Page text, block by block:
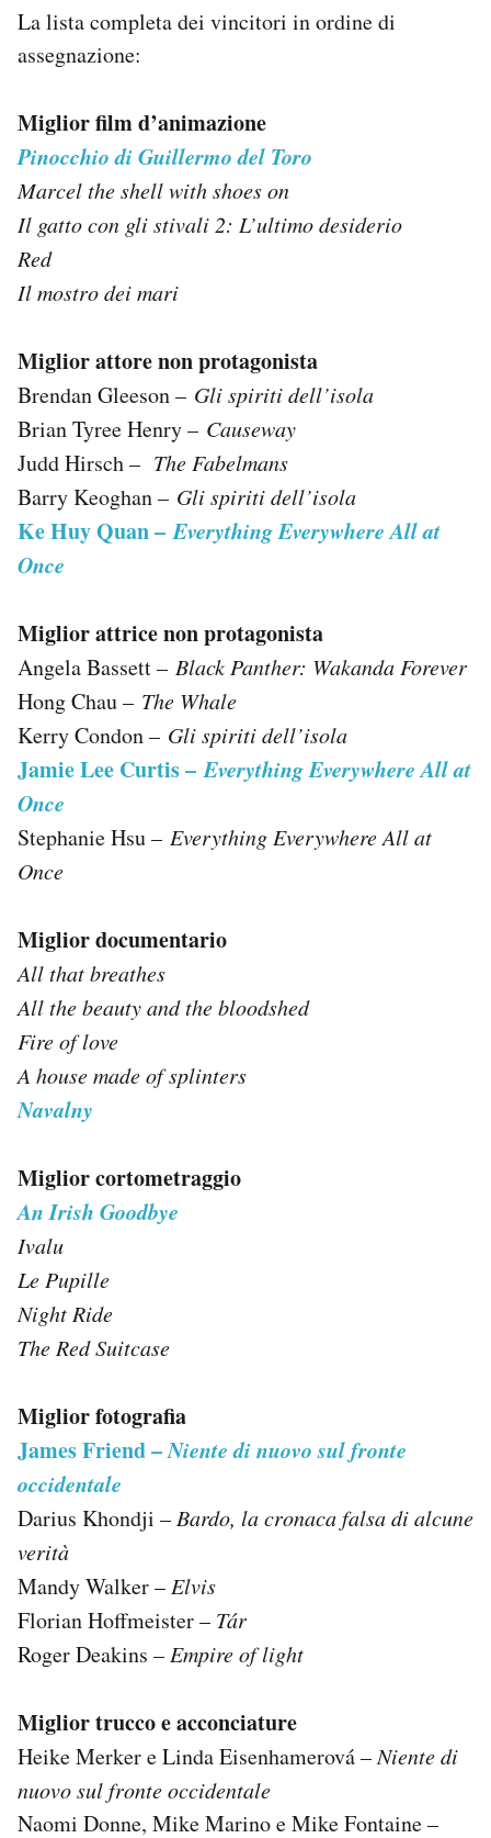
La lista completa dei vincitori in ordine di
assegnazione:
Miglior film d’animazione
Pinocchio di Guillermo del Toro
Marcel the shell with shoes on
Il gatto con gli stivali 2: L’ultimo desiderio
Red
Il mostro dei mari
Miglior attore non protagonista
Brendan Gleeson – Gli spiriti dell’isola
Brian Tyree Henry – Causeway
Judd Hirsch – The Fabelmans
Barry Keoghan – Gli spiriti dell’isola
Ke Huy Quan –Everything Everywhere All at
Once
Miglior attrice non protagonista
Angela Bassett – Black Panther: Wakanda Forever
Hong Chau – The Whale
Kerry Condon – Gli spiriti dell’isola
Jamie Lee Curtis –Everything Everywhere All at
Once
Stephanie Hsu – Everything Everywhere All at
Once
Miglior documentario
All that breathes
All the beauty and the bloodshed
Fire of love
A house made of splinters
Navalny
Miglior cortometraggio
An Irish Goodbye
Ivalu
Le Pupille
Night Ride
The Red Suitcase
Miglior fotografia
James Friend –Niente di nuovo sul fronte
occidentale
Darius Khondji – Bardo, la cronaca falsa di alcune
verità
Mandy Walker – Elvis
Florian Hoffmeister – Tár
Roger Deakins – Empire of light
Miglior trucco e acconciature
Heike Merker e Linda Eisenhamerová – Niente di
nuovo sul fronte occidentale
Naomi Donne, Mike Marino e Mike Fontaine –